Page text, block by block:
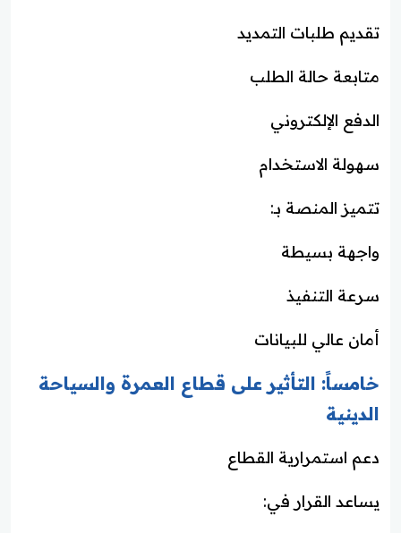
تقديم طلبات التمديد
متابعة حالة الطلب
الدفع الإلكتروني
سهولة الاستخدام
تتميز المنصة بـ:
واجهة بسيطة
سرعة التنفيذ
أمان عالي للبيانات
خامساً: التأثير على قطاع العمرة والسياحة
الدينية
دعم استمرارية القطاع
يساعد القرار في: